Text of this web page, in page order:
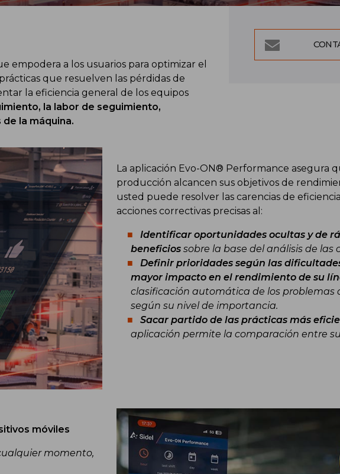
empodera a los usuarios para optimizar el
que resuelven las pérdidas de
la eficiencia general de los equipos
la labor de seguimiento,
la máquina.
La aplicación Evo-ON® Performance asegura
producción alcancen sus objetivos de
usted puede resolver las carencias de
acciones correctivas precisas al:
Identificar oportunidades ocultas y de
beneficios sobre la base del análisis de las
Definir prioridades según las
mayor impacto en el rendimiento de su
clasificación automática de los problemas
según su nivel de importancia.
Sacar partido de las prácticas más
aplicación permite la comparación entre
móviles
momento,